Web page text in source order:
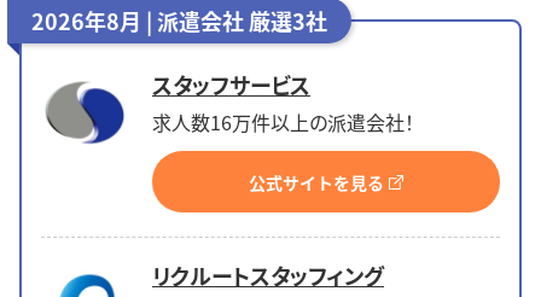
2026年8月 | 派遣会社 厳選3社
スタッフサービス
求人数16万件以上の派遣会社！
公式サイトを見る
リクルートスタッフィング